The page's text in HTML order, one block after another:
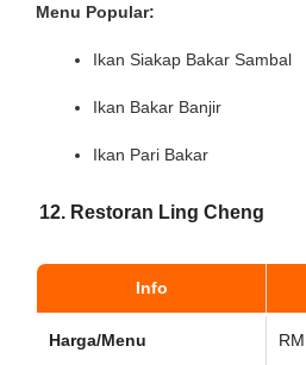
Menu Popular:
Ikan Siakap Bakar Sambal
Ikan Bakar Banjir
Ikan Pari Bakar
12. Restoran Ling Cheng
Info
Harga/Menu